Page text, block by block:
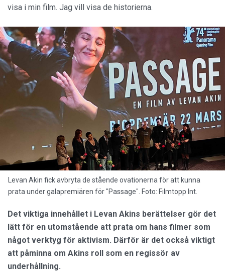
visa i min film. Jag vill visa de historierna.
Levan Akin fick avbryta de stående ovationerna för att kunna
prata under galapremiären för "Passage". Foto: Filmtopp Int.
Det viktiga innehållet i Levan Akins berättelser gör det
lätt för en utomstående att prata om hans filmer som
något verktyg för aktivism. Därför är det också viktigt
att påminna om Akins roll som en regissör av
underhållning.